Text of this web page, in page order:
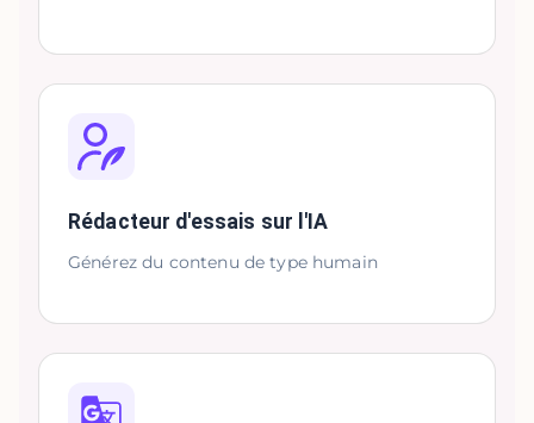
Rédacteur d'essais sur l'IA
Générez du contenu de type humain